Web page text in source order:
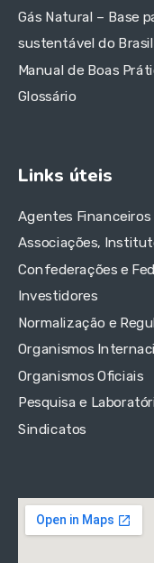
Gás Natural – Base
sustentável do Brasil
Manual de Boas
Glossário
Links úteis
Agentes Financeiros
Associações,
Confederações e
Investidores
Normalização e
Organismos
Organismos Oficiais
Pesquisa e
Sindicatos